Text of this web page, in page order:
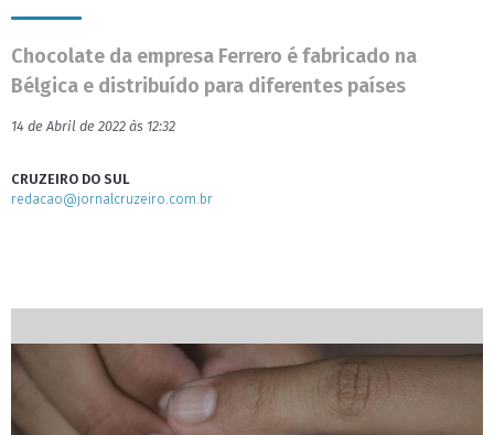
Chocolate da empresa Ferrero é fabricado na
Bélgica e distribuído para diferentes países
14 de Abril de 2022 às 12:32
CRUZEIRO DO SUL
redacao@jornalcruzeiro.com.br